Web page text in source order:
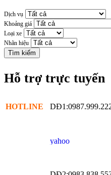
Dịch vụ
Khoảng giá
Loại xe
Nhãn hiệu
Hỗ trợ trực tuyến
HOTLINE